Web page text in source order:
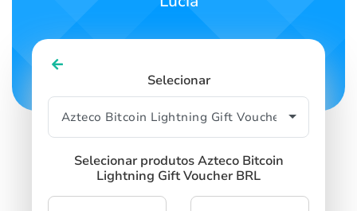
Selecionar
Selecionar produtos Azteco Bitcoin
Lightning Gift Voucher BRL